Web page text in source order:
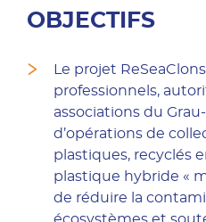
OBJECTIFS
Le projet
professionnels,
associations du
d’opérations de
plastiques, recyclés
plastique hybride «
de réduire la